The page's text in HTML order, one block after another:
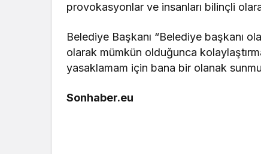
provokasyonlar ve insanları bilinçli
Belediye Başkanı “Belediye başkanı
olarak mümkün olduğunca
yasaklamam için bana bir olanak
Sonhaber.eu